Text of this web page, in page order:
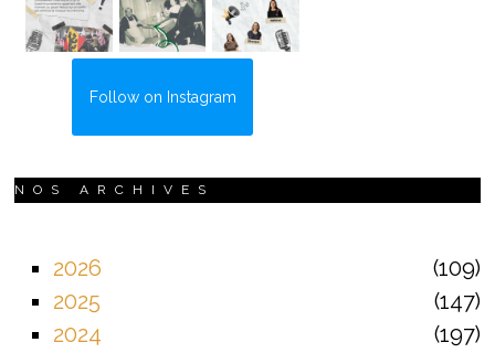
Follow on Instagram
NOS ARCHIVES
2026
109
2025
147
2024
197